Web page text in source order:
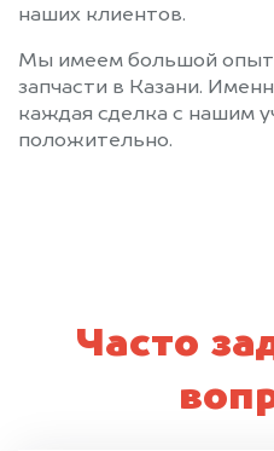
наших клиентов.
Мы имеем большой опыт
запчасти в Казани.
каждая сделка с нашим
положительно.
Часто